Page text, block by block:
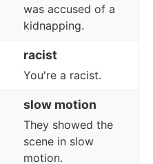
was accused of a
kidnapping.
racist
You're a racist.
slow motion
They showed the
scene in slow
motion.